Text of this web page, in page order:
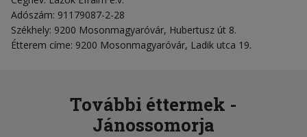
Adószám: 91179087-2-28
Székhely: 9200 Mosonmagyaróvár, Hubertusz út 8.
Étterem címe: 9200 Mosonmagyaróvár, Ladik utca 19.
További éttermek -
Jánossomorja